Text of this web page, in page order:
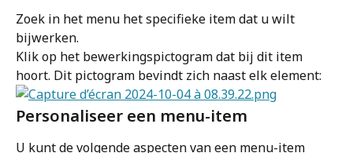
Zoek in het menu het specifieke item dat u wilt
bijwerken.
Klik op het bewerkingspictogram dat bij dit item
hoort. Dit pictogram bevindt zich naast elk element:
Personaliseer een menu-item
U kunt de volgende aspecten van een menu-item